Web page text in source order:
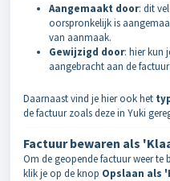
Aangemaakt door: dit
oorspronkelijk is
van aanmaak.
Gewijzigd door: hier kun
aangebracht aan de
Daarnaast vind je hier ook het
de factuur zoals deze in Yuki
Factuur bewaren als
Om de geopende factuur weer te
klik je op de knop Opslaan als